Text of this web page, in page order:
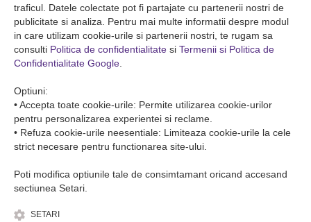
Condiții de Transport
Condițiile de transport colete
Condițiile de transport persone
traficul. Datele colectate pot fi partajate cu partenerii nostri de
publicitate si analiza. Pentru mai multe informatii despre modul
in care utilizam cookie-urile si partenerii nostri, te rugam sa
consulti Politica de confidentialitate si Termenii si Politica de
Confidentialitate Google
Optiuni:
• Accepta toate cookie-urile: Permite utilizarea cookie-urilor
pentru personalizarea experientei si reclame.
• Refuza cookie-urile neesentiale: Limiteaza cookie-urile la cele
strict necesare pentru functionarea site-ului.
Poti modifica optiunile tale de consimtamant oricand accesand
sectiunea Setari.
SETARI